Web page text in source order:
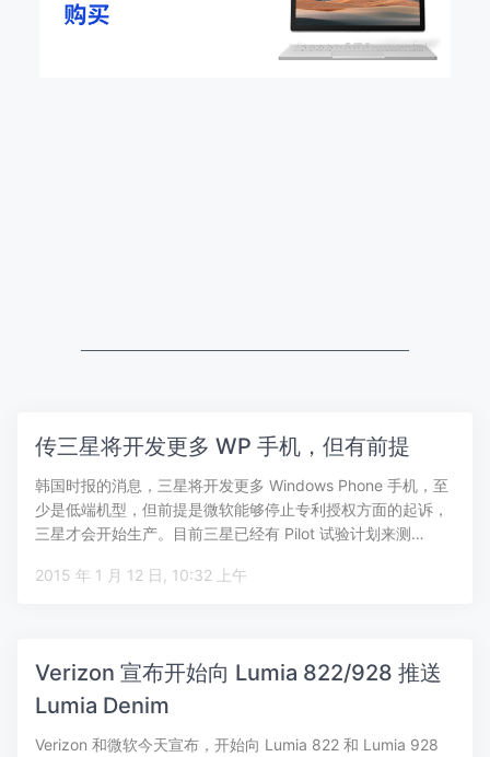
传三星将开发更多 WP 手机，但有前提
韩国时报的消息，三星将开发更多 Windows Phone 手机，至
少是低端机型，但前提是微软能够停止专利授权方面的起诉，
三星才会开始生产。目前三星已经有 Pilot 试验计划来测…
2015 年 1 月 12 日, 10:32 上午
Verizon 宣布开始向 Lumia 822/928 推送
Lumia Denim
Verizon 和微软今天宣布，开始向 Lumia 822 和 Lumia 928